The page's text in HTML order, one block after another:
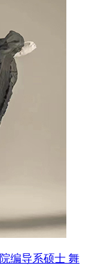
编导系硕士 舞